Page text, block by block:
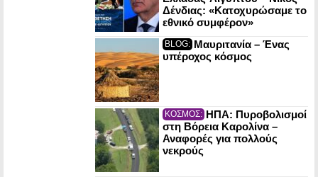
Δένδιας: «Κατοχυρώσαμε το
εθνικό συμφέρον»
BLOG: Μαυριτανία – Ένας
υπέροχος κόσμος
ΚΟΣΜΟΣ: ΗΠΑ: Πυροβολισμοί
στη Βόρεια Καρολίνα –
Αναφορές για πολλούς
νεκρούς